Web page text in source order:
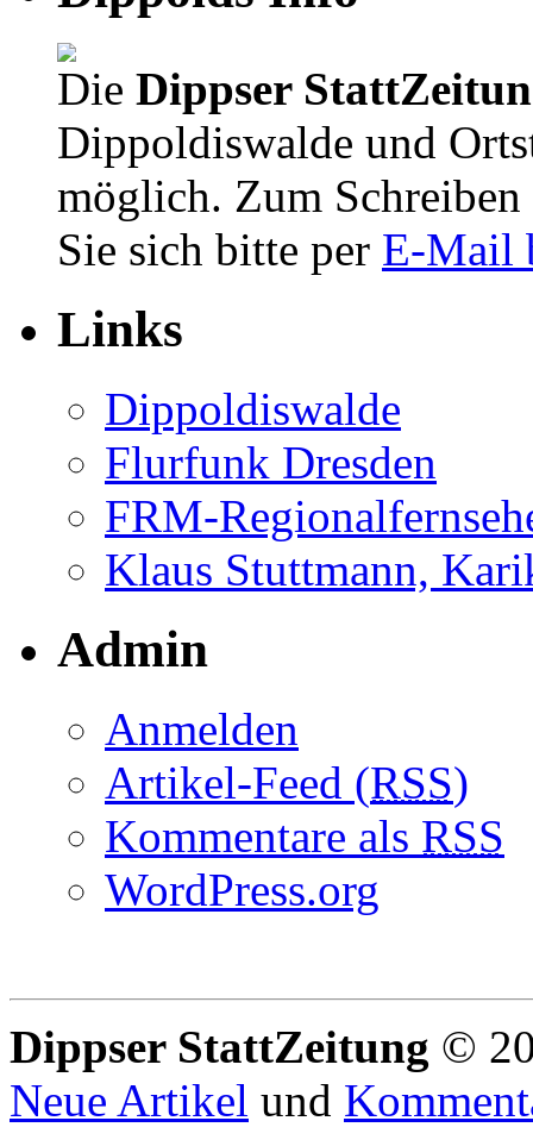
Die Dippser
Dippoldiswalde und
möglich. Zum
Sie sich bitte per E-Mail
Links
Dippoldiswalde
Flurfunk Dresden
FRM-
Klaus Stuttmann,
Admin
Anmelden
Artikel-Feed (RSS)
Kommentare als RSS
WordPress.org
Dippser StattZeitung ©
Neue Artikel und